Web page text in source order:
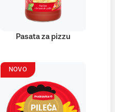
Pasata za pizzu
NOVO